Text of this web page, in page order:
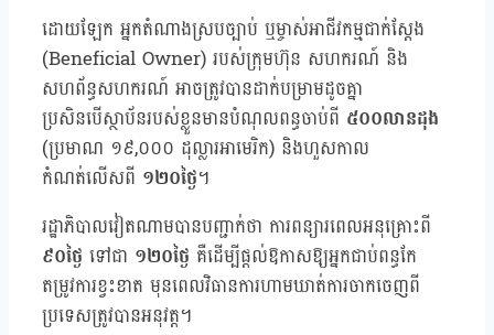
ដោយឡែក អ្នកតំណាងស្របច្បាប់ ឬម្ចាស់អាជីវកម្មជាក់ស្តែង
(Beneficial Owner) របស់ក្រុមហ៊ុន សហករណ៍ និង
សហព័ន្ធសហករណ៍ អាចត្រូវបានដាក់បម្រាមដូចគ្នា
ប្រសិនបើស្ថាប័នរបស់ខ្លួនមានបំណុលពន្ធចាប់ពី ៥០០លានដុង
(ប្រមាណ ១៩,០០០ ដុល្លារអាមេរិក) និងហួសកាល
កំណត់លើសពី ១២០ថ្ងៃ។
រដ្ឋាភិបាលវៀតណាមបានបញ្ជាក់ថា ការពន្យារពេលអនុគ្រោះពី
៩០ថ្ងៃ ទៅជា ១២០ថ្ងៃ គឺដើម្បីផ្តល់ឱកាសឱ្យអ្នកជាប់ពន្ធកែ
តម្រូវការខ្វះខាត មុនពេលវិធានការហាមឃាត់ការចាកចេញពី
ប្រទេសត្រូវបានអនុវត្ត។